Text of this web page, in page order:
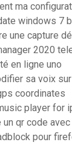
ma
windows 7
une capture
2020
en ligne uno
sa voix
coordinates
player for
un qr code
pour